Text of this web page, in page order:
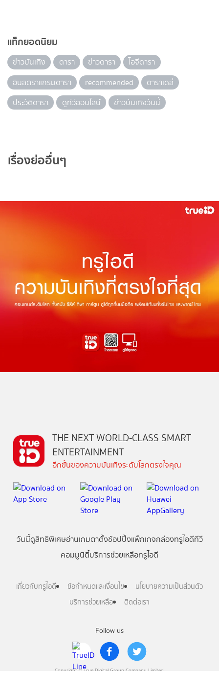
แท็กยอดนิยม
ข่าวบันเทิง ดารา ข่าวดารา
ไอจีดารา
อินสตราแกรมดารา
recommended
ดาราเดลี่
ประวัติดารา
ดูทีวีออนไลน์ ข่าวบันเทิงวันนี้
เรื่องย่ออื่นๆ
Follow us
Copyright © True Digital Group Company Limited.
THE NEXT WORLD-CLASS SMART
ENTERTAINMENT
อีกขั้นของความบันเทิงระดับโลกตรงใจคุณ
วันนี้ดูสิทธิพิเศษอ่านเกมตาตั้งช้อปปิ้งแพ็กเกจกล่องทรูไอดีทีวี
คอมมูนิตี้บริการช่วยเหลือทรูไอดี
เกี่ยวกับทรูไอดี ข้อกำหนดและเงื่อนไข
นโยบายความเป็นส่วนตัว
บริการช่วยเหลือ
ติดต่อเรา